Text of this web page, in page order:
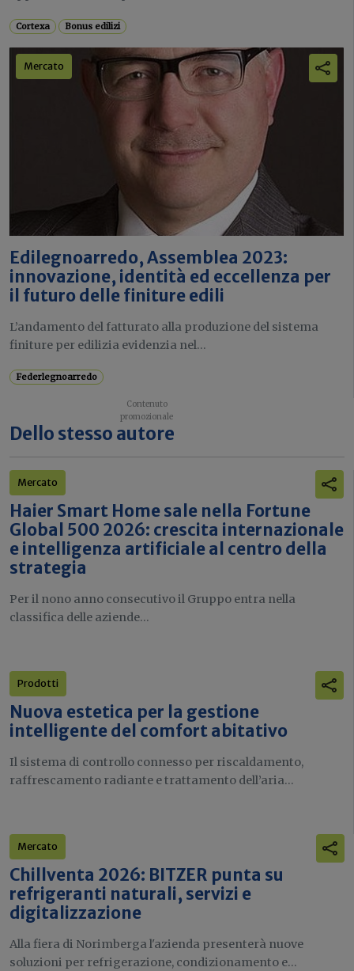
Cortexa Bonus edilizi
Mercato
Edilegnoarredo, Assemblea 2023:
innovazione, identità ed eccellenza per
il futuro delle finiture edili
L’andamento del fatturato alla produzione del sistema
finiture per edilizia evidenzia nel...
Federlegnoarredo
Dello stesso autore
Mercato
Haier Smart Home sale nella Fortune
Global 500 2026: crescita internazionale
e intelligenza artificiale al centro della
strategia
Per il nono anno consecutivo il Gruppo entra nella
classifica delle aziende...
Prodotti
Nuova estetica per la gestione
intelligente del comfort abitativo
Il sistema di controllo connesso per riscaldamento,
raffrescamento radiante e trattamento dell’aria...
Mercato
Chillventa 2026: BITZER punta su
refrigeranti naturali, servizi e
digitalizzazione
Alla fiera di Norimberga l'azienda presenterà nuove
soluzioni per refrigerazione, condizionamento e...